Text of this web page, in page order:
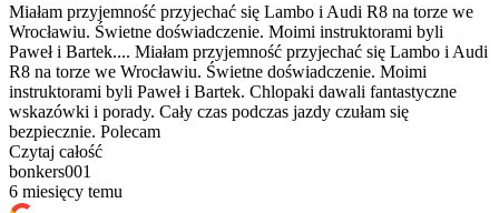
Miałam przyjemność przyjechać się Lambo i Audi R8 na torze we
Wrocławiu. Świetne doświadczenie. Moimi instruktorami byli
Paweł i Bartek.... Miałam przyjemność przyjechać się Lambo i Audi
R8 na torze we Wrocławiu. Świetne doświadczenie. Moimi
instruktorami byli Paweł i Bartek. Chlopaki dawali fantastyczne
wskazówki i porady. Cały czas podczas jazdy czułam się
bezpiecznie. Polecam
Czytaj całość
bonkers001
6 miesięcy temu